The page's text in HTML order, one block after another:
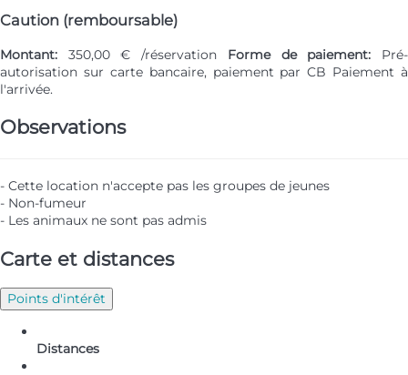
Caution (remboursable)
Montant: 350,00 € /réservation Forme de paiement: Pré-
autorisation sur carte bancaire, paiement par CB Paiement à
l'arrivée.
Observations
- Cette location n'accepte pas les groupes de jeunes
- Non-fumeur
- Les animaux ne sont pas admis
Carte et distances
Points d'intérêt
Distances